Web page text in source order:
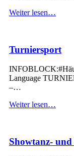
Weiter lesen…
Turniersport
Language
–…
Weiter lesen…
Showtanz-